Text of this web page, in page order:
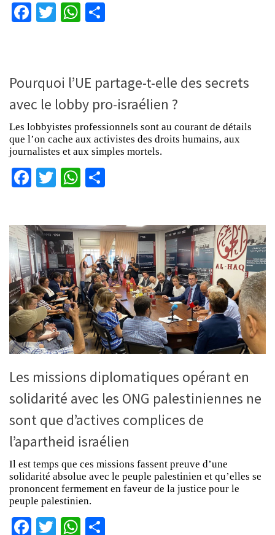
Facebook
TwitterWhatsApp
Pourquoi l’UE partage-t-elle des secrets
avec le lobby pro-israélien ?
Les lobbyistes professionnels sont au courant de détails
que l’on cache aux activistes des droits humains, aux
journalistes et aux simples mortels.
Facebook
TwitterWhatsApp
Les missions diplomatiques opérant en
solidarité avec les ONG palestiniennes ne
sont que d’actives complices de
l’apartheid israélien
Il est temps que ces missions fassent preuve d’une
solidarité absolue avec le peuple palestinien et qu’elles se
prononcent fermement en faveur de la justice pour le
peuple palestinien.
Facebook
TwitterWhatsApp